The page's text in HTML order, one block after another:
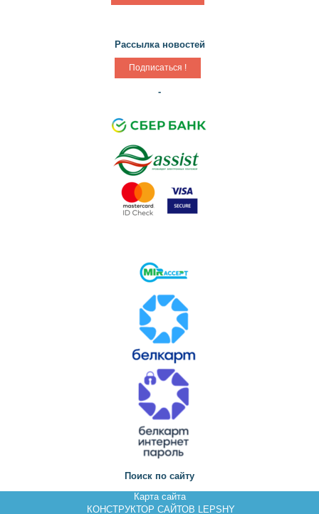
Рассылка новостей
-
Поиск по сайту
Карта сайта
КОНСТРУКТОР САЙТОВ LEPSHY